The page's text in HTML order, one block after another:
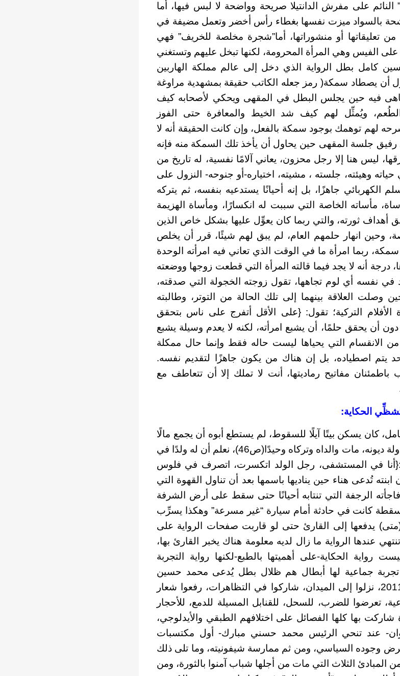
النائم على مفرش الدانتيلا صريحة وواضحة لا لبس فيها، أما
بالسواد ميزت نفسها بغطاء رأس أخضر وتعمل مضيفة في
تعليقاتها أو منشوراتها، أما”شجرة مخلصة للخريف” فهي
الفيس وهي المرأة المحرومة، لكنها تبخل عليهم وتستغني
كامل بطل الرواية الذي دخل إلى عالم مملكة الهاربين
أن يصطاد سمكة( رمز جعله الكاتب حقيقة بمشهدية مراوغة
فيه حين يجلس البطل في المقهى ويحكي لأصحابه كيف
ويُمثِّل لهم كيف شد الخيط والمعافرة حتى الفوز
لهم توهمك بوجود سمكة بالفعل، وإن كانت الحقيقة أنه لا
جلسة المقهى حين يحاول أن يأخذ تلك السمكة منه فإنه
ليس هنا إلا رجل محزون، يعاني آلامًا نفسية، له تاريخ من
حياته وهيئته، جلسته ، مشيته، اختياره-أو جنوحه- النزول على
الكهربائي جاهزًا، بل إنه أحيانًا يستدعيه بنفسه، ثم يتركه
مأساته الخاصة التي سببت له انكسارًا، ومأساة الهزيمة
أهداف ثورته، والتي ربما كان يعوِّل عليها بشكل خاص الذين
وحين انهار حلمهم العام، لم يبق لهم شيئًا، قرر أن يخلص
ربما امرأة ما في الوقت الذي تعاني فيه امرأته الوحدة
درجة أنه لا يجد فيما قالته المرأة التي قطعت زوجها ووضعته
في نفسه أي لوم تجاهها، تقول زوجته الخجولة التي صدقته،
وصلت العلاقة بينهما إلى تلك الحالة من التوتر، وطالبته
الأفلام التركية؛ تقول: {على الأقل أتفرج على ناس بتحقق
الحياة دون أن يحقق حلمًا، أن يشبع امرأته، لكنه لا يعدم وسيلة يشبع
من الانقسام التي يحياها ليست حاله فقط وإنما حال ممكلة
أحد يتم اصطياده، بل إن هناك من يكون جاهزًا لتقديم نفسه.
مفاتيح رماديتها، أنت لا تملك إلا أن تتعاطف مع
الحكاية:
كان يسكن بيتًا آيلًا للسقوط، لم يستطع أبوه أن يجمع مالًا
لإعادة بنائه، أو اقناع الدائنين بجدولة ديونه، مات والداه وتركاه وحيدًا(ص46)، نعلم أن له ولدًا في
في المستشفى، رجل الولد اتكسرت، اتصرف في فلوس
صفحة 129 نعلم أن ابنته تُدعى هناء حين يناديها باسمها بعد أن تناول القهوة التي
فاجأته الرجفة التي تنتابه أحيانًا حتى سقط على أرض الشرفة
كانت في حادثة أمام سيارة “غير مسرعة” وهكذا يسرِّب
يدفعها إلى القارئ حتى لو قاربت صفحات الرواية على
عندها الرواية ما زال لديه معلومة هناك يخبر القارئ بها،
رواية الحكاية-على أهميتها بالطبع-لكنها رواية التجربة
تجربة جماعية لها أبطال هم ظلال بطل يُدعى محمد حسين
كامل، عاشوا تجربة ثورة يناير 2011، نزلوا إلى الميدان، شاركوا في التظاهرات، رفعوا شعار
تعرضوا للضرب، للسحل، للقنابل المسيلة للدمع، للأحجار
شاركت بها كلها الفصائل على اختلافهم الطبقي والأيدلوجي،
عند تنحي الرئيس محمد حسني مبارك- أول مكتسبات
فرض وجوده السياسي، ومن ثم ممارسة شيفونيته، وما تلى ذلك
الثلاث التي مات من أجلها شباب آمنوا بالثورة، ومن